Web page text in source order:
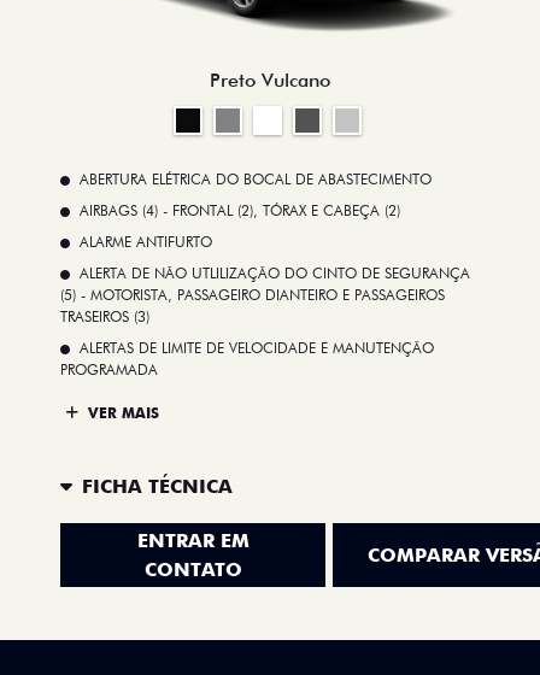
Preto Vulcano
ABERTURA ELÉTRICA DO BOCAL DE ABASTECIMENTO
AIRBAGS (4) - FRONTAL (2), TÓRAX E CABEÇA (2)
ALARME ANTIFURTO
ALERTA DE NÃO UTLILIZAÇÃO DO CINTO DE SEGURANÇA
(5) - MOTORISTA, PASSAGEIRO DIANTEIRO E PASSAGEIROS
TRASEIROS (3)
ALERTAS DE LIMITE DE VELOCIDADE E MANUTENÇÃO
PROGRAMADA
VER MAIS
FICHA TÉCNICA
ENTRAR EM
CONTATO
COMPARAR